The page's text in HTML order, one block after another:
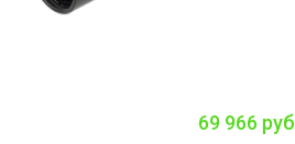
69 966 руб